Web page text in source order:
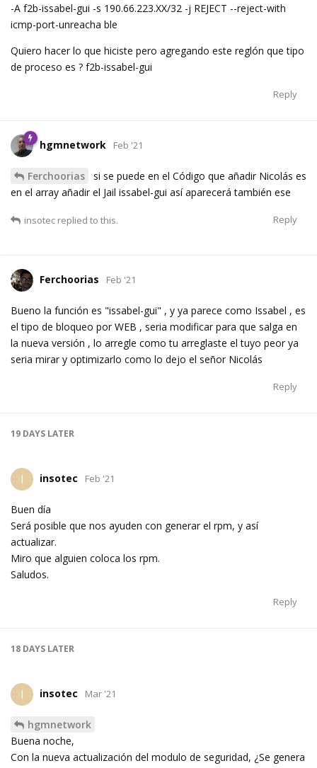
-A f2b-issabel-gui -s 190.66.223.XX/32 -j REJECT --reject-with
icmp-port-unreacha ble
Quiero hacer lo que hiciste pero agregando este reglón que tipo
de proceso es ? f2b-issabel-gui
Reply
hgmnetwork Feb '21
Ferchoorias
si se puede en el Código que añadir Nicolás es
en el array añadir el Jail issabel-gui así aparecerá también ese
Reply
insotec replied to this.
Ferchoorias Feb '21
Bueno la función es "issabel-gui" , y ya parece como Issabel , es
el tipo de bloqueo por WEB , seria modificar para que salga en
la nueva versión , lo arregle como tu arreglaste el tuyo peor ya
seria mirar y optimizarlo como lo dejo el señor Nicolás
Reply
19 DAYS LATER
I insotec Feb '21
Buen día
Será posible que nos ayuden con generar el rpm, y así
actualizar.
Miro que alguien coloca los rpm.
Saludos.
Reply
18 DAYS LATER
I insotec Mar '21
hgmnetwork
Buena noche,
Con la nueva actualización del modulo de seguridad, ¿Se genera